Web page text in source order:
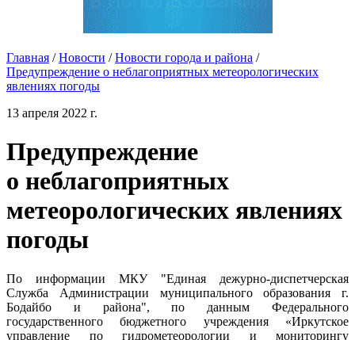
Главная / Новости / Новости города и района /
Предупреждение о неблагоприятных метеорологических
явлениях погоды
13 апреля 2022 г.
Предупреждение
о неблагоприятных
метеорологических явлениях
погоды
По информации МКУ "Единая дежурно-диспетчерская
Служба Администрации муниципального образования г.
Бодайбо и района", по данным Федерального
государственного бюджетного учреждения «Иркутское
управление по гидрометеорологии и мониторингу